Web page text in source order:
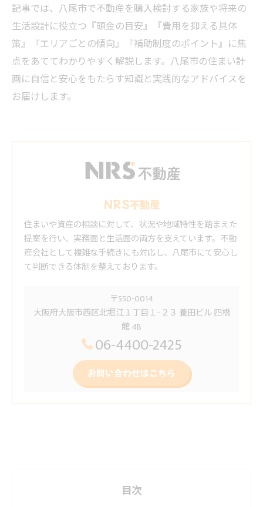
記事では、八尾市で不動産を購入検討する家族や将来の
生活設計に役立つ『頭金の目安』『費用を抑える具体
策』『エリアごとの傾向』『補助制度のポイント』に焦
点をあててわかりやすく解説します。八尾市の住まい計
画に自信と安心をもたらす知識と実践的なアドバイスを
お届けします。
NRS不動産
住まいや資産の相談に対して、状況や地域特性を踏まえた
提案を行い、実務面と生活面の両方を支えています。不動
産会社として複雑な手続きにも対応し、八尾市にて安心し
て判断できる体制を整えております。
〒550-0014
大阪府大阪市西区北堀江１丁目１−２３ 養田ビル 四橋
館 4B
06-4400-2425
お問い合わせはこちら
目次